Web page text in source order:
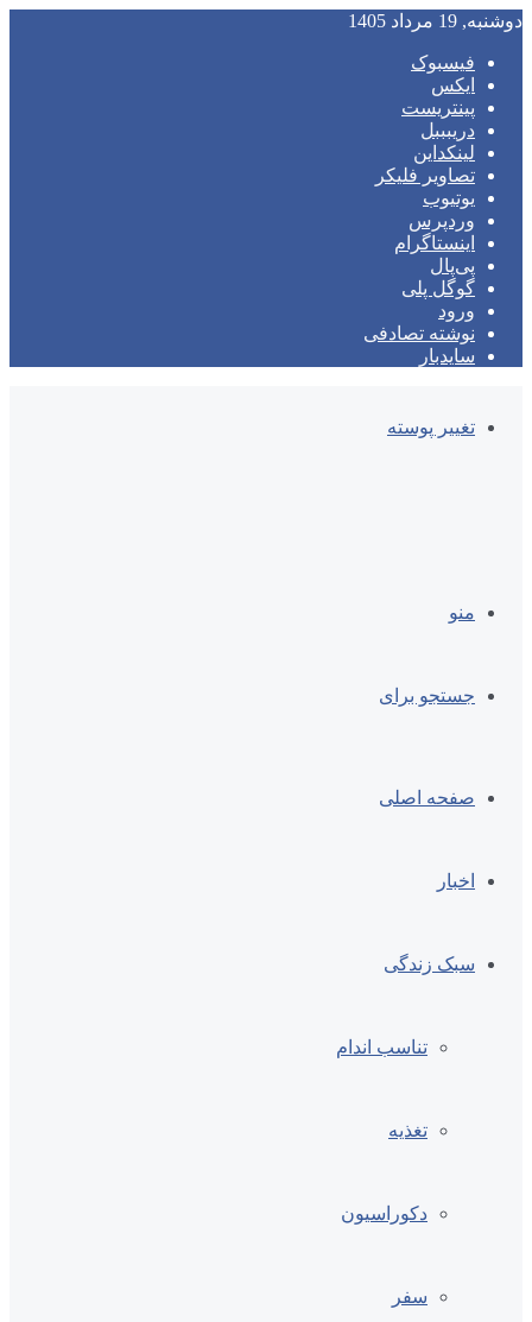
دوشنبه, 19 مرداد 1405
فیسبوک
ایکس
پینتریست
دریبببل
لینکداین
تصاویر فلیکر
یوتیوب
وردپرس
اینستاگرام
پی‌پال
گوگل پلی
ورود
نوشته تصادفی
سایدبار
تغییر پوسته
منو
جستجو برای
صفحه اصلی
اخبار
سبک زندگی
تناسب اندام
تغذیه
دکوراسیون
سفر